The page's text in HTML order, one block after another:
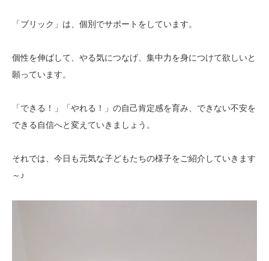
「ブリック」は、個別でサポートをしています。
個性を伸ばして、やる気につなげ、集中力を身につけて欲しいと
願っています。
「できる！」「やれる！」の自己肯定感を育み、できない不安を
できる自信へと変えていきましょう。
それでは、今日も元気な子どもたちの様子をご紹介していきます
～♪